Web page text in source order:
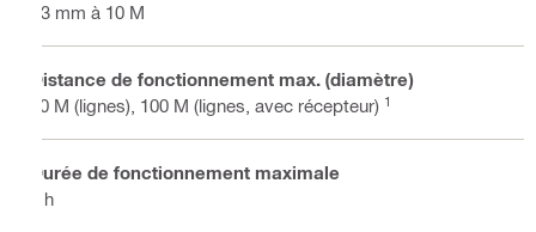
±3 mm à 10 M
Distance de fonctionnement max. (diamètre)
40 M (lignes), 100 M (lignes, avec récepteur) 1
Durée de fonctionnement maximale
8 h